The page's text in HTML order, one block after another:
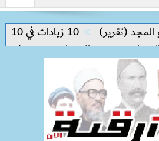
(تقرير)
10 زيادات في 10 سنوات.. هل حان الوقت لرفع دعم البنزين نهائيا؟
وزيرة الإسكان تسرّع توفيق